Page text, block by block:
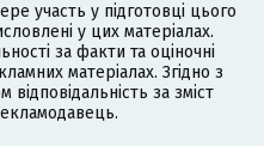
участь у підготовці цього
у цих матеріалах.
за факти та оціночні
матеріалах. Згідно з
за зміст